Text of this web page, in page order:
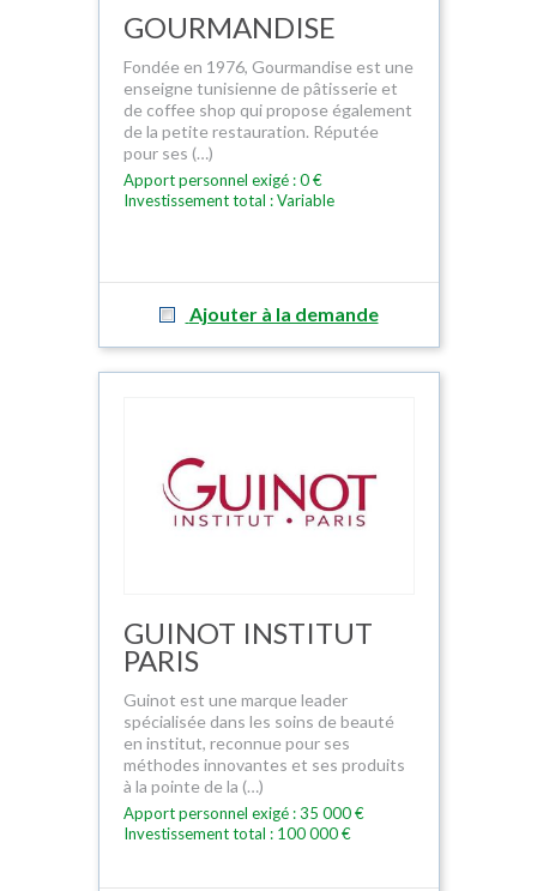
GOURMANDISE
Fondée en 1976, Gourmandise est une
enseigne tunisienne de pâtisserie et
de coffee shop qui propose également
de la petite restauration. Réputée
pour ses (…)
Apport personnel exigé : 0 €
Investissement total : Variable
Ajouter à la demande
GUINOT INSTITUT
PARIS
Guinot est une marque leader
spécialisée dans les soins de beauté
en institut, reconnue pour ses
méthodes innovantes et ses produits
à la pointe de la (…)
Apport personnel exigé : 35 000 €
Investissement total : 100 000 €